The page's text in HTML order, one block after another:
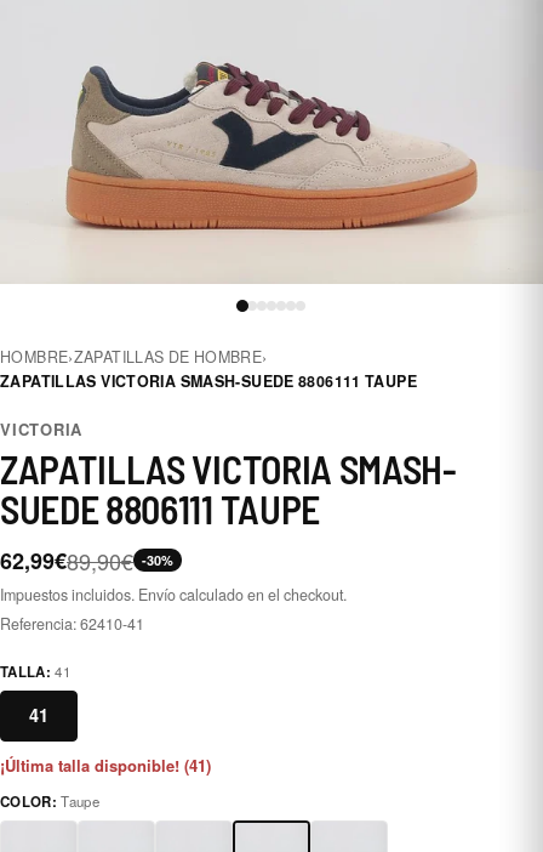
HOMBRE›ZAPATILLAS DE HOMBRE›
ZAPATILLAS VICTORIA SMASH-SUEDE 8806111 TAUPE
VICTORIA
ZAPATILLAS VICTORIA SMASH-
SUEDE 8806111 TAUPE
62,99€89,90€ -30%
Impuestos incluidos. Envío calculado en el checkout.
Referencia:62410-41
TALLA:41
41
¡Última talla disponible! (41)
taupe
COLOR:Taupe